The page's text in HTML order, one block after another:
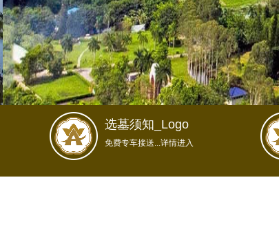
选墓须知_Logo
免费专车接送...详情进入